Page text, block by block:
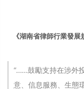
《湖南省律師行業發
“……鼓勵支持在涉外
意、信息服務、生態